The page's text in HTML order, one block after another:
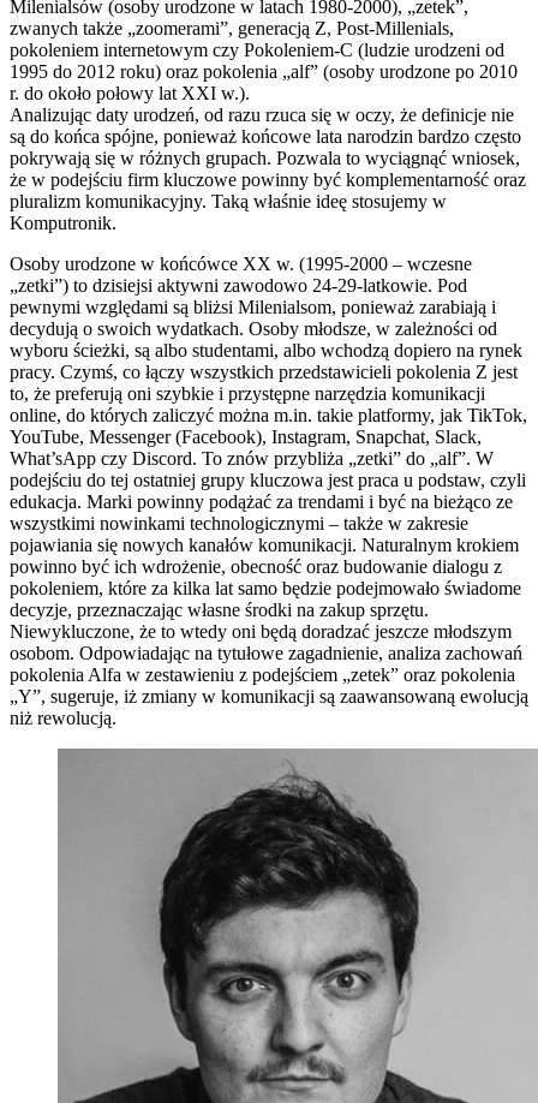
Milenialsów (osoby urodzone w latach 1980-2000), „zetek”,
zwanych także „zoomerami”, generacją Z, Post-Millenials,
pokoleniem internetowym czy Pokoleniem-C (ludzie urodzeni od
1995 do 2012 roku) oraz pokolenia „alf” (osoby urodzone po 2010
r. do około połowy lat XXI w.).
Analizując daty urodzeń, od razu rzuca się w oczy, że definicje nie
są do końca spójne, ponieważ końcowe lata narodzin bardzo często
pokrywają się w różnych grupach. Pozwala to wyciągnąć wniosek,
że w podejściu firm kluczowe powinny być komplementarność oraz
pluralizm komunikacyjny. Taką właśnie ideę stosujemy w
Komputronik.
Osoby urodzone w końcówce XX w. (1995-2000 – wczesne
„zetki”) to dzisiejsi aktywni zawodowo 24-29-latkowie. Pod
pewnymi względami są bliżsi Milenialsom, ponieważ zarabiają i
decydują o swoich wydatkach. Osoby młodsze, w zależności od
wyboru ścieżki, są albo studentami, albo wchodzą dopiero na rynek
pracy. Czymś, co łączy wszystkich przedstawicieli pokolenia Z jest
to, że preferują oni szybkie i przystępne narzędzia komunikacji
online, do których zaliczyć można m.in. takie platformy, jak TikTok,
YouTube, Messenger (Facebook), Instagram, Snapchat, Slack,
What’sApp czy Discord. To znów przybliża „zetki” do „alf”. W
podejściu do tej ostatniej grupy kluczowa jest praca u podstaw, czyli
edukacja. Marki powinny podążać za trendami i być na bieżąco ze
wszystkimi nowinkami technologicznymi – także w zakresie
pojawiania się nowych kanałów komunikacji. Naturalnym krokiem
powinno być ich wdrożenie, obecność oraz budowanie dialogu z
pokoleniem, które za kilka lat samo będzie podejmowało świadome
decyzje, przeznaczając własne środki na zakup sprzętu.
Niewykluczone, że to wtedy oni będą doradzać jeszcze młodszym
osobom. Odpowiadając na tytułowe zagadnienie, analiza zachowań
pokolenia Alfa w zestawieniu z podejściem „zetek” oraz pokolenia
„Y”, sugeruje, iż zmiany w komunikacji są zaawansowaną ewolucją
niż rewolucją.